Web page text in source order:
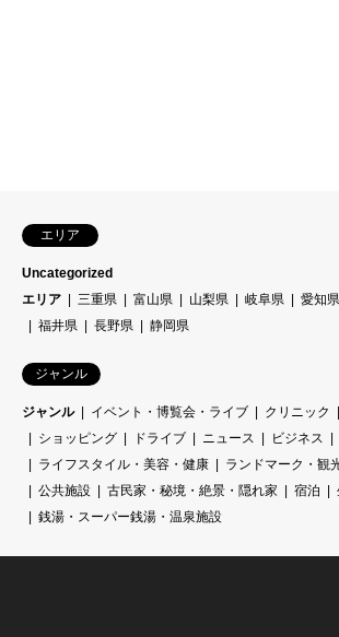
エリア
Uncategorized
エリア
三重県 富山県 山梨県 岐阜県 愛知県
福井県
長野県 静岡県
ジャンル
ジャンル イベント・博覧会・ライブ クリニック
ショッピング
ドライブ ニュース ビジネス
ライフスタイル・美容・健康
ランドマーク・観
公共施設
古民家・秘境・絶景・隠れ家 宿泊
銭湯・スーパー銭湯・温泉施設